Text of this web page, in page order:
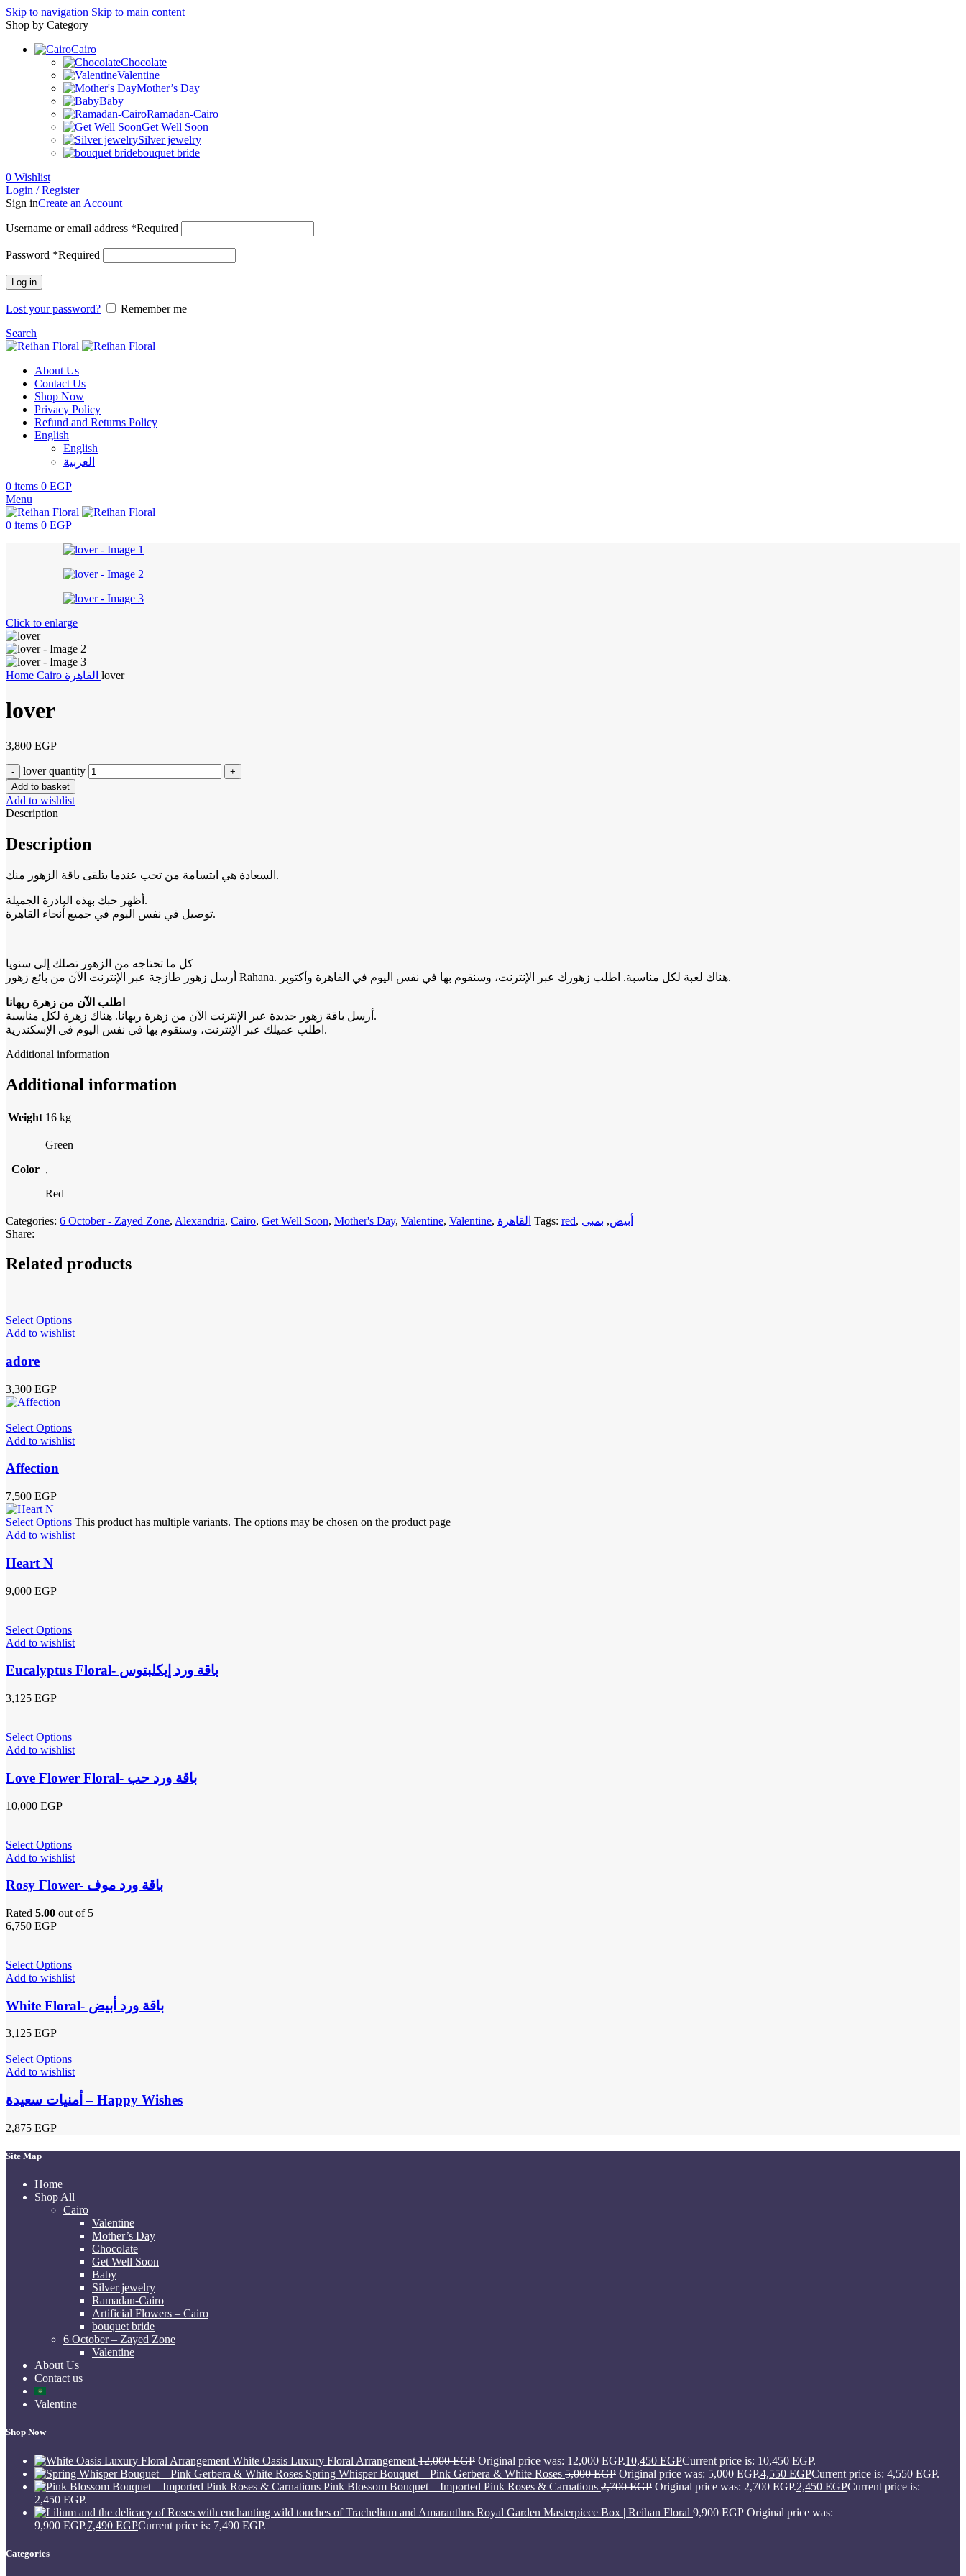
Skip to navigation Skip to main content
Shop by Category
Cairo
Chocolate
Valentine
Mother’s Day
Baby
Ramadan-Cairo
Get Well Soon
Silver jewelry
bouquet bride
0 Wishlist
Login / Register
Sign inCreate an Account
Username or email address *Required
Password *Required
Log in
Lost your password?
Remember me
Search
About Us
Contact Us
Shop Now
Privacy Policy
Refund and Returns Policy
English
English
العربية
0 items 0 EGP
Menu
0 items 0 EGP
Click to enlarge
Home Cairo lover
lover
3,800 EGP
lover quantity
Add to basket
Add to wishlist
Description
Description
السعادة هي ابتسامة من تحب عندما يتلقى باقة الزهور منك.
أظهر حبك بهذه البادرة الجميلة.
توصيل في نفس اليوم في جميع أنحاء القاهرة.
كل ما تحتاجه من الزهور تصلك إلى سنويا
أرسل زهور طازجة عبر الإنترنت الآن من بائع زهور Rahana. هناك لعبة لكل مناسبة. اطلب زهورك عبر الإنترنت، وسنقوم بها في نفس اليوم في القاهرة وأكتوبر.
اطلب الآن من زهرة ريهانا
أرسل باقة زهور جديدة عبر الإنترنت الآن من زهرة ريهانا. هناك زهرة لكل مناسبة.
اطلب عميلك عبر الإنترنت، وسنقوم بها في نفس اليوم في الإسكندرية.
Additional information
Additional information
Weight 16 kg
Color
Green
,
Red
Categories: 6 October - Zayed Zone, Alexandria, Cairo, Get Well Soon, Mother's Day, Valentine, Valentine, القاهرة Tags: red, أبيض, بمبى
Share:
Related products
Select Options
Add to wishlist
adore
3,300 EGP
Select Options
Add to wishlist
Affection
7,500 EGP
Select Options This product has multiple variants. The options may be chosen on the product page
Add to wishlist
Heart N
9,000 EGP
Select Options
Add to wishlist
Eucalyptus Floral- باقة ورد إيكلبتوس
3,125 EGP
Select Options
Add to wishlist
Love Flower Floral- باقة ورد حب
10,000 EGP
Select Options
Add to wishlist
Rosy Flower- باقة ورد موف
Rated 5.00 out of 5
6,750 EGP
Select Options
Add to wishlist
White Floral- باقة ورد أبيض
3,125 EGP
Select Options
Add to wishlist
أمنيات سعيدة – Happy Wishes
2,875 EGP
Site Map
Home
Shop All
Cairo
Valentine
Mother’s Day
Chocolate
Get Well Soon
Baby
Silver jewelry
Ramadan-Cairo
Artificial Flowers – Cairo
bouquet bride
6 October – Zayed Zone
Valentine
About Us
Contact us
Valentine
Shop Now
White Oasis Luxury Floral Arrangement 12,000EGP Original price was: 12,000 EGP.10,450 EGPCurrent price is: 10,450 EGP.
Spring Whisper Bouquet – Pink Gerbera & White Roses 5,000EGP Original price was: 5,000 EGP.4,550 EGPCurrent price is: 4,550 EGP.
Pink Blossom Bouquet – Imported Pink Roses & Carnations 2,700EGP Original price was: 2,700 EGP.2,450 EGPCurrent price is:
2,450 EGP.
Royal Garden Masterpiece Box | Reihan Floral 9,900EGP Original price was:
9,900 EGP.7,490 EGPCurrent price is: 7,490 EGP.
Categories